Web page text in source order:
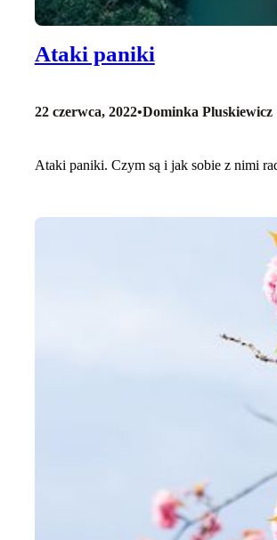
Ataki paniki
22 czerwca, 2022•Dominka Pluskiewicz
Ataki paniki. Czym są i jak sobie z nimi